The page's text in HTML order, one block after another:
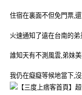
住宿在裏面不但免門票,
火速通知了遠在台南的
誰知天有不測風雲,弟妹
我仍在癡癡等候地當下,